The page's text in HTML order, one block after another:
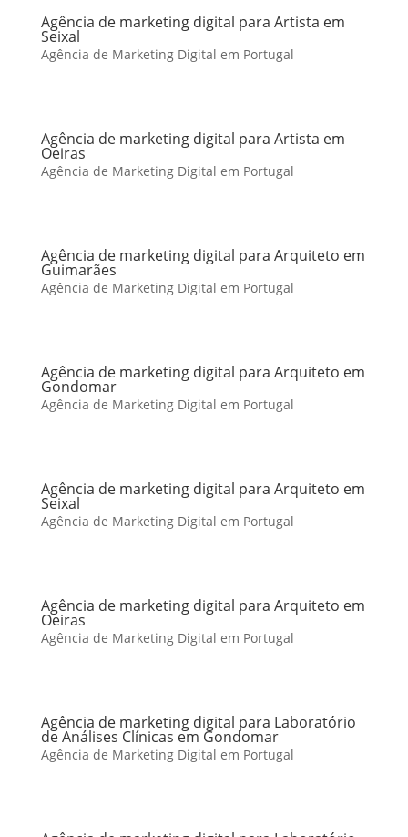
Agência de marketing digital para Artista em
Seixal
Agência de Marketing Digital em Portugal
Agência de marketing digital para Artista em
Oeiras
Agência de Marketing Digital em Portugal
Agência de marketing digital para Arquiteto em
Guimarães
Agência de Marketing Digital em Portugal
Agência de marketing digital para Arquiteto em
Gondomar
Agência de Marketing Digital em Portugal
Agência de marketing digital para Arquiteto em
Seixal
Agência de Marketing Digital em Portugal
Agência de marketing digital para Arquiteto em
Oeiras
Agência de Marketing Digital em Portugal
Agência de marketing digital para Laboratório
de Análises Clínicas em Gondomar
Agência de Marketing Digital em Portugal